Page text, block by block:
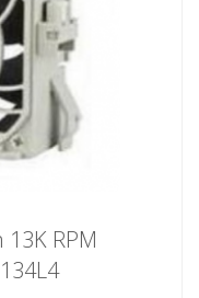
RPM